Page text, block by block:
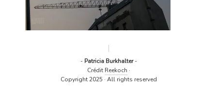
- Patricia Burkhalter-
Crédit Reekoch ·
Copyright 2025 · All rights reserved